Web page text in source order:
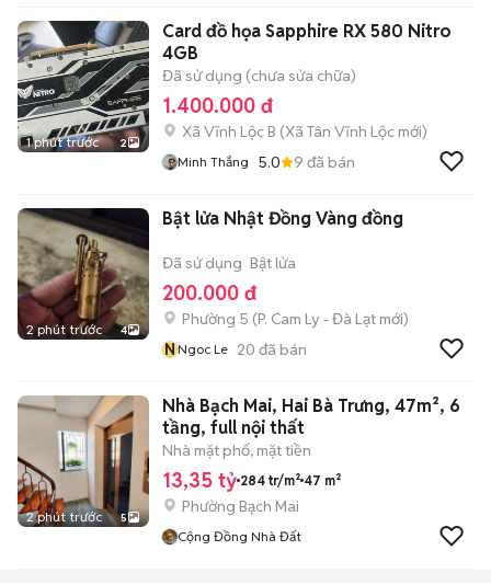
1 phút trước 2
Card đồ họa Sapphire RX 580 Nitro
4GB
Đã sử dụng (chưa sửa chữa)
1.400.000 đ
Xã Vĩnh Lộc B (Xã Tân Vĩnh Lộc mới)
Minh Thắng 5.0 9 đã bán
2 phút trước 4
Bật lửa Nhật Đồng Vàng đồng
Đã sử dụng Bật lửa
200.000 đ
Phường 5 (P. Cam Ly - Đà Lạt mới)
NNgoc Le 20 đã bán
2 phút trước 5
Nhà Bạch Mai, Hai Bà Trưng, 47m², 6
tầng, full nội thất
Nhà mặt phố, mặt tiền
13,35 tỷ 284 tr/m² 47 m²
Phường Bạch Mai
Cộng Đồng Nhà Đất